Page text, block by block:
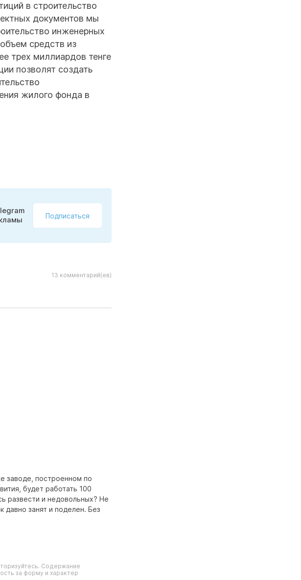
в строительство
документов мы
инженерных
средств из
трех миллиардов тенге
позволят создать
жилого фонда в
Подписаться
13 комментарий(ев)
заводе, построенном по
будет работать 100
развести и недовольных? Не
занят и поделен. Без
Содержание
за форму и характер